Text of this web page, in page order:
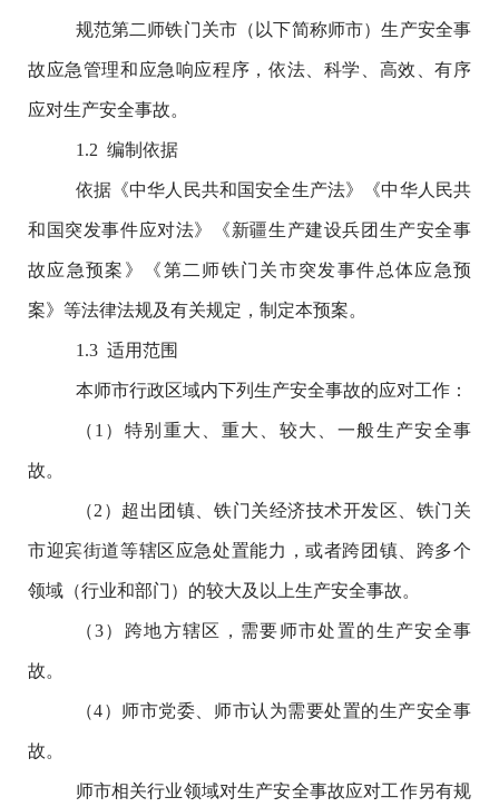
规范第二师铁门关市（以下简称师市）生产安全事
故应急管理和应急响应程序，依法、科学、高效、有序
应对生产安全事故。
1.2 编制依据
依据《中华人民共和国安全生产法》《中华人民共
和国突发事件应对法》《新疆生产建设兵团生产安全事
故应急预案》《第二师铁门关市突发事件总体应急预
案》等法律法规及有关规定，制定本预案。
1.3 适用范围
本师市行政区域内下列生产安全事故的应对工作：
（ 1 ） 特别重大、重大、较大、一般生产安全事
故。
（2 ）超出团镇、铁门关经济技术开发区、铁门关
市迎宾街道等辖区应急处置能力，或者跨团镇、跨多个
领域（行业和部门）的较大及以上生产安全事故。
（3）跨地方辖区，需要师市处置的生产安全事
故。
（4）师市党委、师市认为需要处置的生产安全事
故。
师市相关行业领域对生产安全事故应对工作另有规